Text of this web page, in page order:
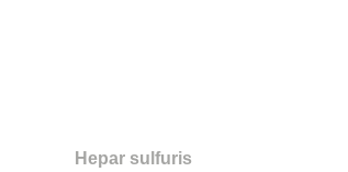
Hepar sulfuris